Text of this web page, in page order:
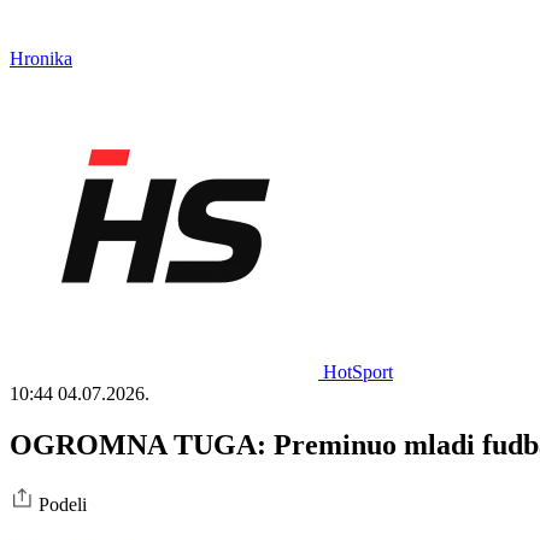
Hronika
HotSport
10:44 04.07.2026.
OGROMNA TUGA: Preminuo mladi
Podeli